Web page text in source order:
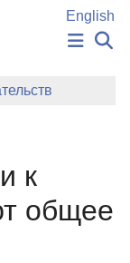
English
Вход
к
общее